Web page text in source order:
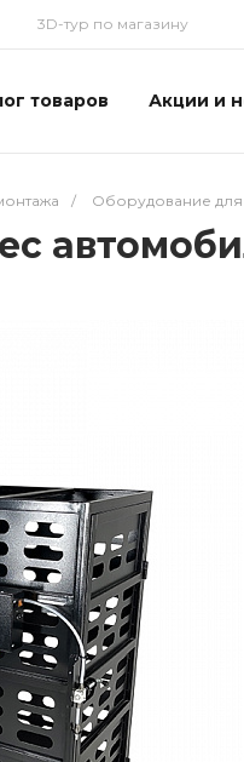
3D-тур по магазину
товаров Акции и
/ Оборудование